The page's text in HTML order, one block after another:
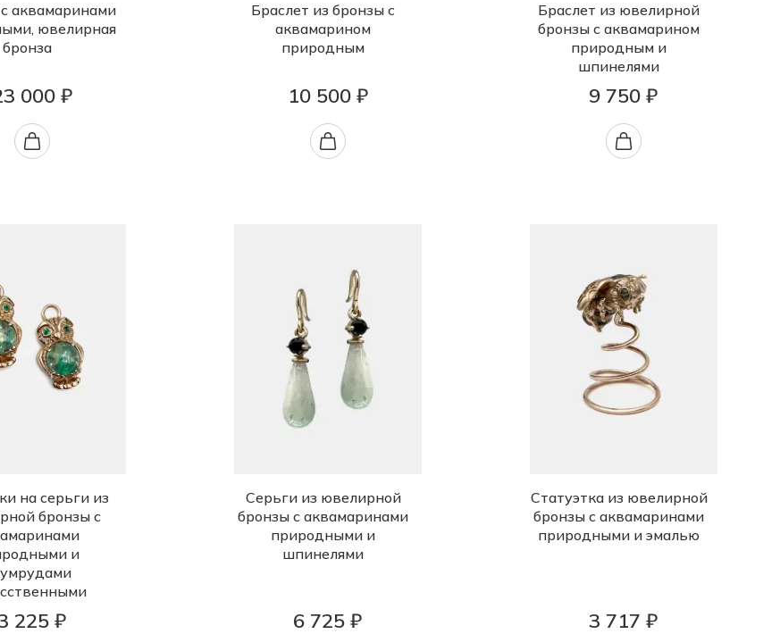
аквамаринами
ювелирная
бронза
000 ₽
Браслет из бронзы с
аквамарином
природным
10 500 ₽
Браслет из ювелирной
бронзы с аквамарином
природным и
шпинелями
9 750 ₽
на серьги из
бронзы с
и
225 ₽
Серьги из ювелирной
бронзы с аквамаринами
природными и
шпинелями
6 725 ₽
Статуэтка из ювелирной
бронзы с аквамаринами
природными и эмалью
3 717 ₽